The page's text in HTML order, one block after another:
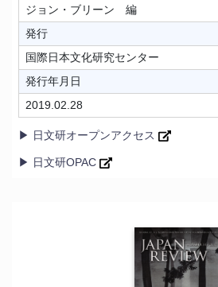
ジョン・ブリーン 編
発行
国際日本文化研究センター
発行年月日
2019.02.28
▶ 日文研オープンアクセス
▶ 日文研OPAC